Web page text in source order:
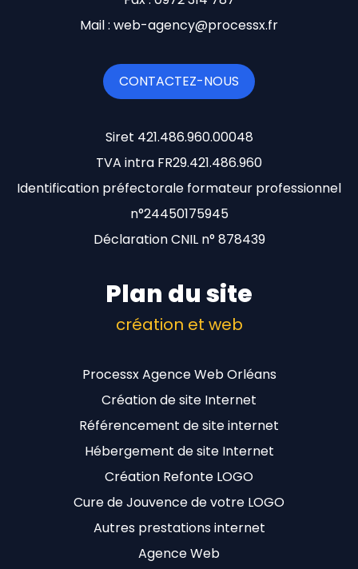
Mail : web-agency@processx.fr
CONTACTEZ-NOUS
Siret 421.486.960.00048
TVA intra FR29.421.486.960
Identification préfectorale formateur professionnel
n°24450175945
Déclaration CNIL n° 878439
Plan du site
création et web
Processx Agence Web Orléans
Création de site Internet
Référencement de site internet
Hébergement de site Internet
Création Refonte LOGO
Cure de Jouvence de votre LOGO
Autres prestations internet
Agence Web